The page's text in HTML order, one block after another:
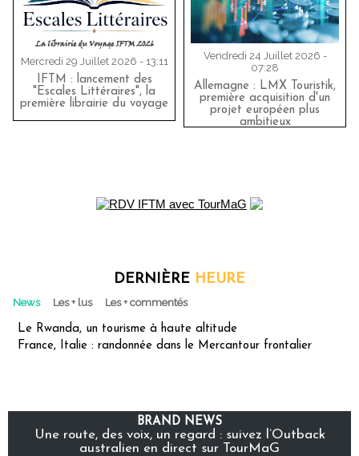
Mercredi 29 Juillet 2026 - 13:11
IFTM : lancement des
"Escales Littéraires", la
première librairie du voyage
Vendredi 24 Juillet 2026 -
07:28
Allemagne : LMX Touristik,
première acquisition d'un
projet européen plus
ambitieux
DERNIÈRE HEURE
News Les + lus Les + commentés
Le Rwanda, un tourisme à haute altitude
France, Italie : randonnée dans le Mercantour frontalier
BRAND NEWS
Une route, des voix, un regard : suivez l’Outback
australien en direct sur TourMaG